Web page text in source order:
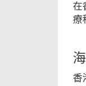
在
療
香